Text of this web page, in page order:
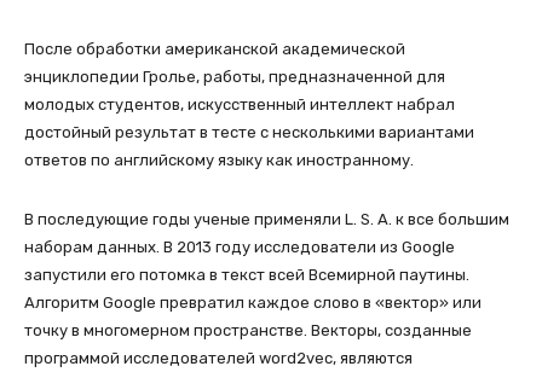
После обработки американской академической
энциклопедии Гролье, работы, предназначенной для
молодых студентов, искусственный интеллект набрал
достойный результат в тесте с несколькими вариантами
ответов по английскому языку как иностранному.
В последующие годы ученые применяли L. S. A. к все большим
наборам данных. В 2013 году исследователи из Google
запустили его потомка в текст всей Всемирной паутины.
Алгоритм Google превратил каждое слово в «вектор» или
точку в многомерном пространстве. Векторы, созданные
программой исследователей word2vec, являются